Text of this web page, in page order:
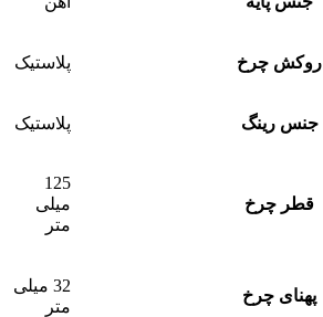
روکش چرخ پلاستیک
جنس رینگ پلاستیک
قطر چرخ
125
میلی
متر
پهنای چرخ
32 میلی
متر